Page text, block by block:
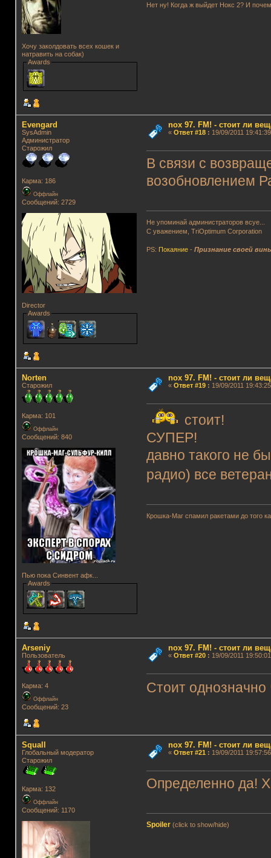
Хочу заколдовать всех кошек и
натравить на собак)
Awards
Нет ну! Когда ж выйдет Нокс 2? И
Evengard
SysAdmin
Администратор
Старожил
Карма: 186
Оффлайн
Сообщений: 2729
Director
Awards
nox 97. FM! - стоит ли
« Ответ #18: 19/09/2011
В связи с
возобновлением
Не упоминай администраторов всуе...
С уважением, TriOptimum Corporation
PS: Покаяние -Признание своей
Norten
Старожил
Карма: 101
Оффлайн
Сообщений: 840
Пью пока Синвент афк...
Awards
nox 97. FM! - стоит ли
« Ответ #19: 19/09/2011
стоит!
СУПЕР!
давно такого не
радио) все
Крошка-Маг спамил ракетами до того
Arseniy
Пользователь
Карма: 4
Оффлайн
Сообщений: 23
nox 97. FM! - стоит ли
« Ответ #20: 19/09/2011
Стоит однозначно
Squall
Глобальный модератор
Старожил
Карма: 132
Оффлайн
Сообщений: 1170
nox 97. FM! - стоит ли
« Ответ #21 : 19/09/2011
Определенно да!
Spoiler (click to show/hide)